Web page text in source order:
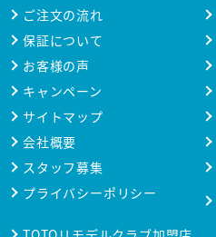
ご注文の流れ
保証について
お客様の声
キャンペーン
サイトマップ
会社概要
スタッフ募集
プライバシーポリシー